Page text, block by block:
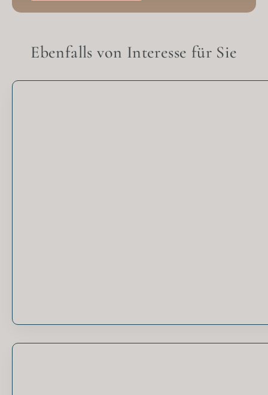
Ebenfalls von Interesse für Sie